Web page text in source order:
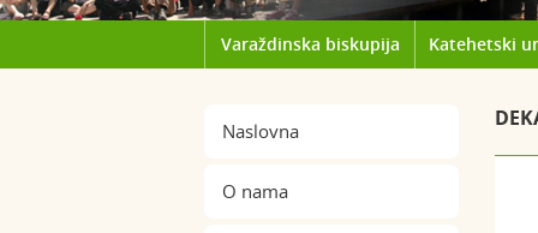
Varaždinska biskupija Katehetski
Naslovna
O nama